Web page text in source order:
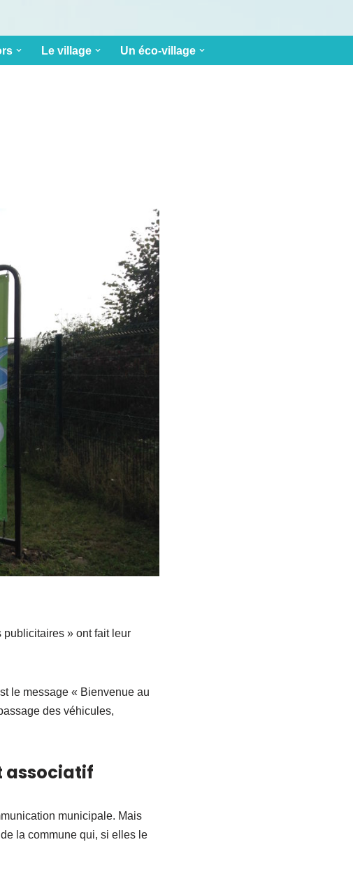
Le village Un éco-village
publicitaires » ont fait leur
le message « Bienvenue au
des véhicules,
associatif
municipale. Mais
la commune qui, si elles le